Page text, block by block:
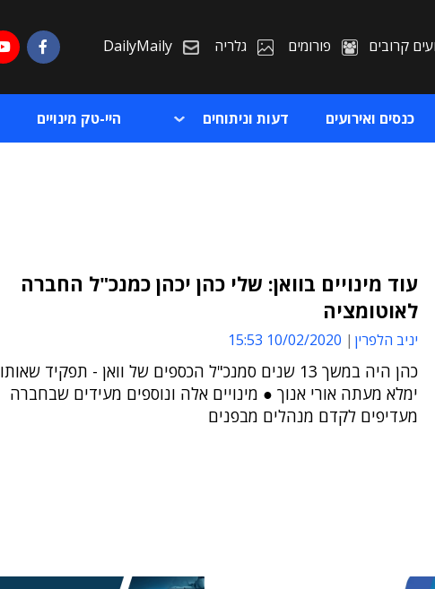
קרובים פורומים גלריה DailyMaily
כנסים ואירועים דעות וניתוחים היי-טק מינויים
עוד מינויים בוואן: שלי כהן יכהן כמנכ"ל החברה
לאוטומציה
יניב הלפרין 10/02/2020 15:53
כהן היה במשך 13 שנים סמנכ"ל הכספים של וואן - תפקיד שאותו
ימלא מעתה אורי אנוך ● מינויים אלה ונוספים מעידים שבחברה
מעדיפים לקדם מנהלים מבפנים